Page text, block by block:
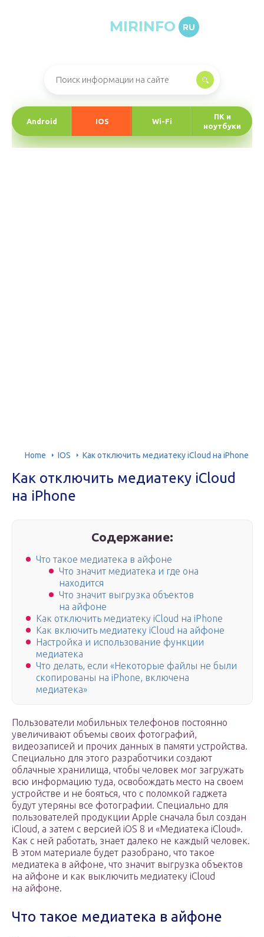
MIRINFO RU
Android IOS Wi-Fi
ПК и
ноутбуки
Home IOS Как отключить медиатеку iCloud на iPhone
Как отключить медиатеку iCloud
на iPhone
Содержание:
Что такое медиатека в айфоне
Что значит медиатека и где она
находится
Что значит выгрузка объектов
на айфоне
Как отключить медиатеку iCloud на iPhone
Как включить медиатеку iCloud на айфоне
Настройка и использование функции
медиатека
Что делать, если «Некоторые файлы не были
скопированы на iPhone, включена
медиатека»
Пользователи мобильных телефонов постоянно
увеличивают объемы своих фотографий,
видеозаписей и прочих данных в памяти устройства.
Специально для этого разработчики создают
облачные хранилища, чтобы человек мог загружать
всю информацию туда, освобождать место на своем
устройстве и не бояться, что с поломкой гаджета
будут утеряны все фотографии. Специально для
пользователей продукции Apple сначала был создан
iCloud, а затем с версией iOS 8 и «Медиатека iCloud».
Как с ней работать, знает далеко не каждый человек.
В этом материале будет разобрано, что такое
медиатека в айфоне, что значит выгрузка объектов
на айфоне и как выключить медиатеку iCloud
на айфоне.
Что такое медиатека в айфоне